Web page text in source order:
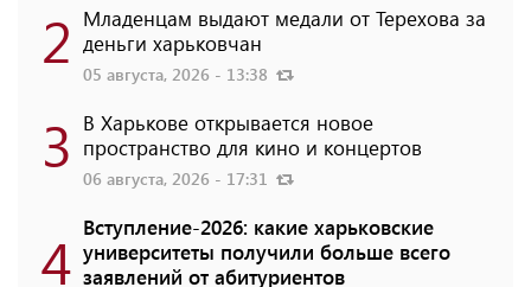
2 Младенцам выдают медали от Терехова за
деньги харьковчан
05 августа, 2026 - 13:38
3 В Харькове открывается новое
пространство для кино и концертов
06 августа, 2026 - 17:31
4 Вступление-2026: какие харьковские
университеты получили больше всего
заявлений от абитуриентов